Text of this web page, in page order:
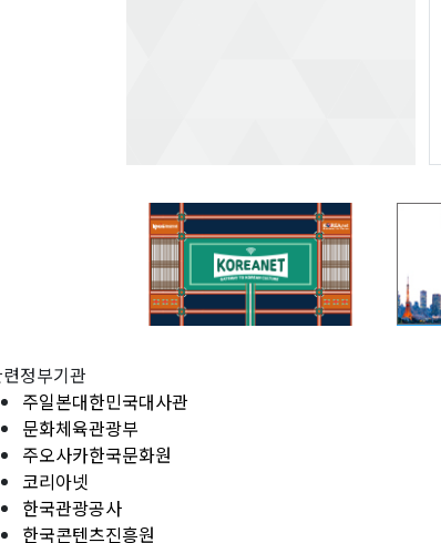
정부기관
주일본대한민국대사관
문화체육관광부
주오사카한국문화원
코리아넷
한국관광공사
한국콘텐츠진흥원